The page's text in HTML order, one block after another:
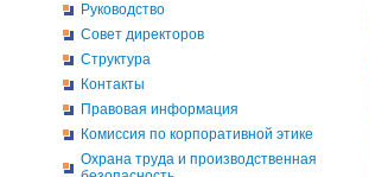
Руководство
Совет директоров
Структура
Контакты
Правовая информация
Комиссия по корпоративной этике
Охрана труда и производственная